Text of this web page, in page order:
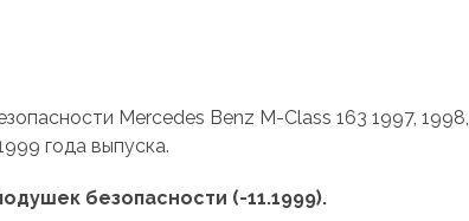
Mercedes Benz M-Class 163 1997, 1998,
года выпуска.
безопасности (-11.1999).